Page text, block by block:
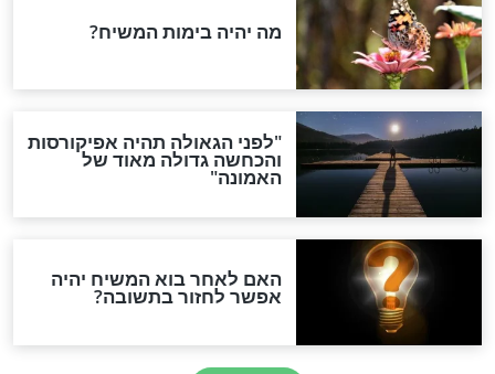
רש"י לתהילים -
פרק ה’
חדשות יהדות
נהרגו בדרום לבנון